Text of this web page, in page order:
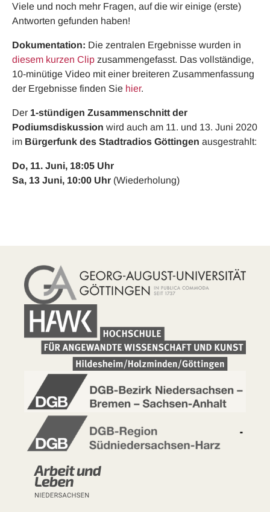
Viele und noch mehr Fragen, auf die wir einige (erste)
Antworten gefunden haben!
Dokumentation: Die zentralen Ergebnisse wurden in
diesem kurzen Clip zusammengefasst. Das vollständige,
10-minütige Video mit einer breiteren Zusammenfassung
der Ergebnisse finden Sie hier.
Der 1-stündigen Zusammenschnitt der
Podiumsdiskussion wird auch am 11. und 13. Juni 2020
im Bürgerfunk des Stadtradios Göttingen ausgestrahlt:
Do, 11. Juni, 18:05 Uhr
Sa, 13 Juni, 10:00 Uhr (Wiederholung)